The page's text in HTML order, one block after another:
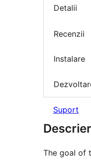
Detalii
Recenzii
Instalare
Suport
The goal of